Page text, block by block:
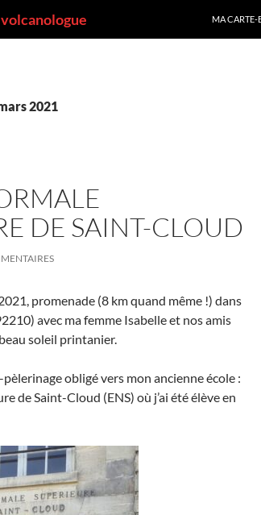
MA CARTE-
2021
DE SAINT-CLOUD
promenade (8 km quand même !) dans
avec ma femme Isabelle et nos amis
soleil printanier.
obligé vers mon ancienne école :
de Saint-Cloud (ENS) où j’ai été élève en